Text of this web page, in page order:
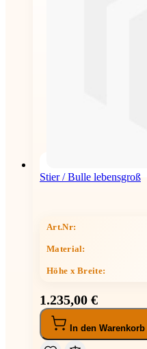
Stier / Bulle lebensgroß
Art.Nr:
Material:
Höhe x Breite:
1.235,00 €
In den Warenkorb